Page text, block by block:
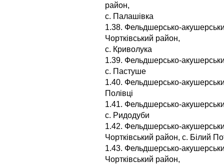
район,
с. Палашівка
1.38. Фельдшерсько-
Чортківський район,
с. Криволука
1.39. Фельдшерсько-
с. Пастуше
1.40. Фельдшерсько-
Полівці
1.41. Фельдшерсько-
с. Ридодуби
1.42. Фельдшерсько-
Чортківський район, с. Білий
1.43. Фельдшерсько-
Чортківський район,